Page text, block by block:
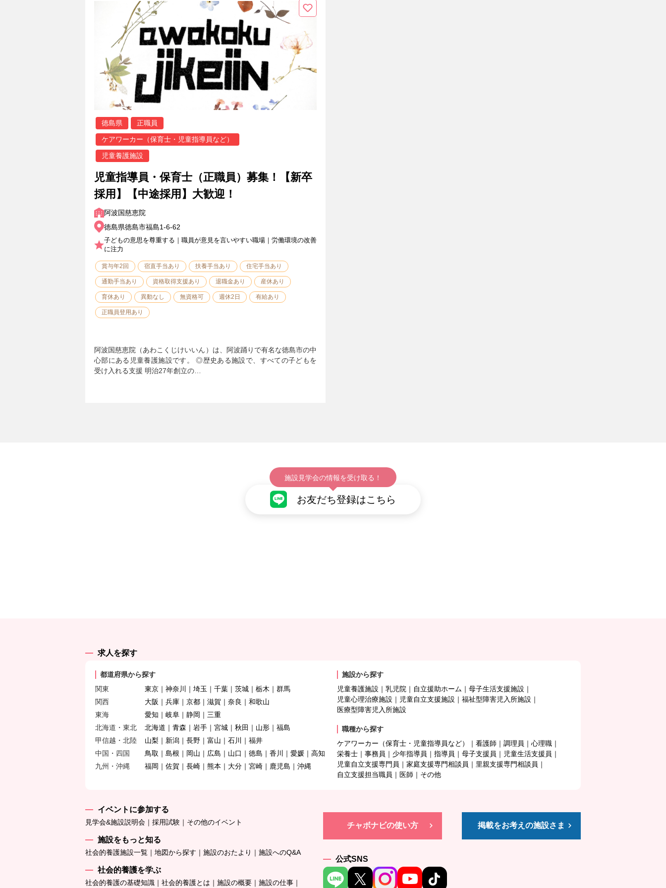
徳島県 正職員
ケアワーカー（保育士・児童指導員など）
児童養護施設
児童指導員・保育士（正職員）募集！【新卒
採用】【中途採用】大歓迎！
阿波国慈恵院
徳島県徳島市福島1-6-62
子どもの意思を尊重する｜職員が意見を言いやすい職場｜労働環境の改善
に注力
賞与年2回 宿直手当あり 扶養手当あり 住宅手当あり
通勤手当あり 資格取得支援あり 退職金あり 産休あり
育休あり 異動なし 無資格可 週休2日 有給あり
正職員登用あり
阿波国慈恵院（あわこくじけいいん）は、阿波踊りで有名な徳島市の中
心部にある児童養護施設です。 ◎歴史ある施設で、すべての子どもを
受け入れる支援 明治27年創立の…
施設見学会の情報を受け取る！
お友だち登録はこちら
求人を探す
都道府県から探す
関東
東京 神奈川 埼玉 千葉 茨城 栃木
群馬
関西
大阪 兵庫 京都 滋賀 奈良
和歌山
東海
愛知 岐阜 静岡
三重
北海道・東北
北海道 青森 岩手 宮城 秋田 山形
福島
甲信越・北陸
山梨 新潟 長野 富山 石川
福井
中国・四国
鳥取 島根 岡山 広島 山口 徳島 香川 愛媛
高知
九州・沖縄
福岡 佐賀 長崎 熊本 大分 宮崎 鹿児島 沖縄
施設から探す
児童養護施設
乳児院 自立援助ホーム
母子生活支援施設
児童心理治療施設
児童自立支援施設
福祉型障害児入所施設
医療型障害児入所施設
職種から探す
ケアワーカー（保育士・児童指導員など）
看護師 調理員
心理職
栄養士
事務員 少年指導員 指導員 母子支援員
児童生活支援員
児童自立支援専門員
家庭支援専門相談員
里親支援専門相談員
自立支援担当職員
医師 その他
イベントに参加する
見学会&施設説明会 採用試験 その他のイベント
施設をもっと知る
社会的養護施設一覧 地図から探す 施設のおたより 施設へのQ&A
社会的養護を学ぶ
社会的養護の基礎知識 社会的養護とは 施設の概要 施設の仕事
チャボナビの使い方 掲載をお考えの施設さま
公式SNS